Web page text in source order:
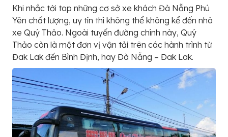
Khi nhắc tới top những cơ sở xe khách Đà Nẵng Phú
Yên chất lượng, uy tín thì không thể không kể đến nhà
xe Quý Thảo. Ngoài tuyến đường chính này, Quý
Thảo còn là một đơn vị vận tải trên các hành trình từ
Đak Lak đến Bình Định, hay Đà Nẵng – Đak Lak.